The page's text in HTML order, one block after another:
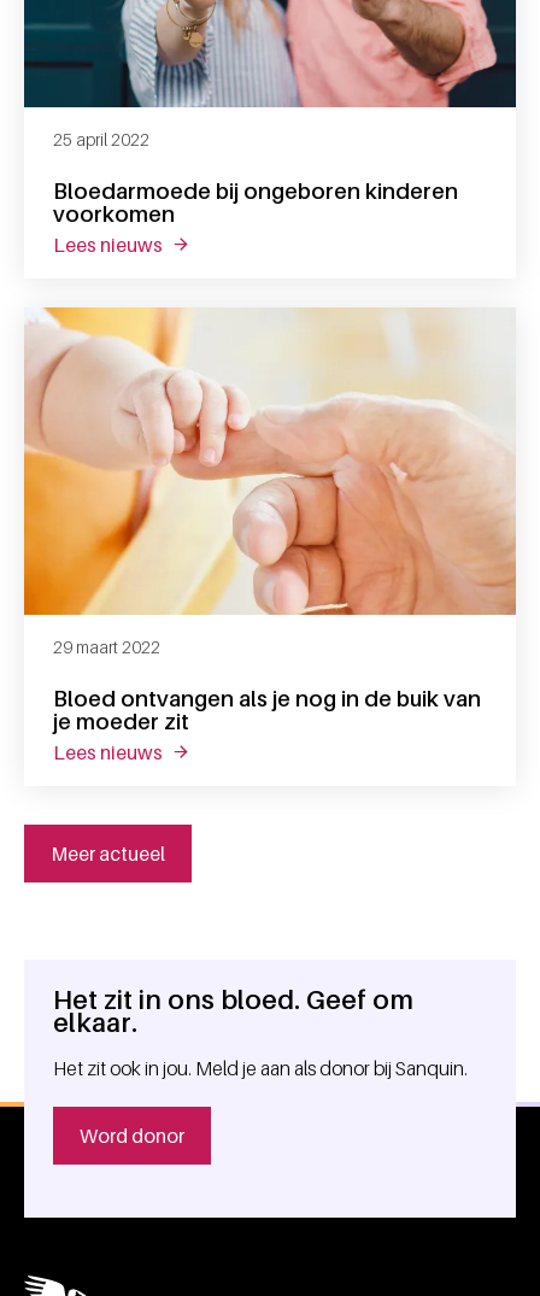
Bloedarmoede bij ongeboren kinderen
voorkomen
25 april 2022
lees nieuws over bloedarmoede bij ongeboren
Bloed ontvangen als je nog in de buik van
je moeder zit
29 maart 2022
lees nieuws over bloed ontvangen als je nog in de buik
Meer actueel
Algemene informatie
Het zit in ons bloed. Geef om
elkaar.
Het zit ook in jou. Meld je aan als donor bij Sanquin.
Word donor